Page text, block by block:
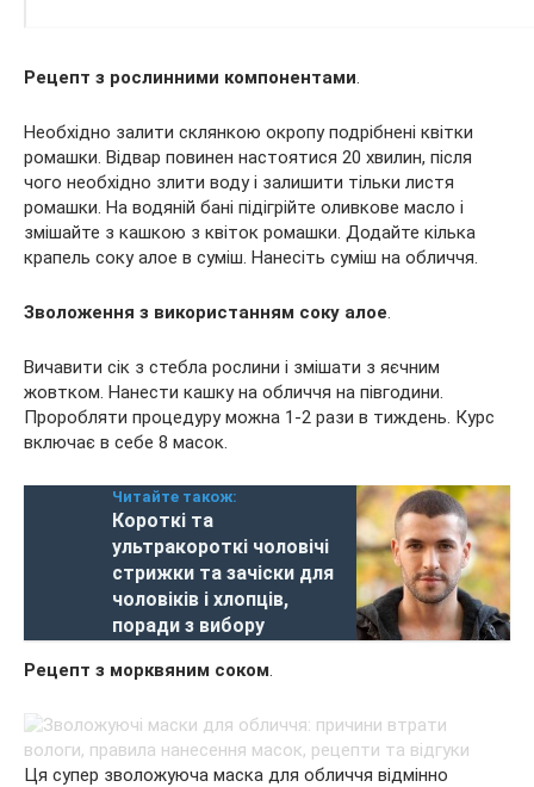
Рецепт з рослинними компонентами.
Необхідно залити склянкою окропу подрібнені квітки
ромашки. Відвар повинен настоятися 20 хвилин, після
чого необхідно злити воду і залишити тільки листя
ромашки. На водяній бані підігрійте оливкове масло і
змішайте з кашкою з квіток ромашки. Додайте кілька
крапель соку алое в суміш. Нанесіть суміш на обличчя.
Зволоження з використанням соку алое.
Вичавити сік з стебла рослини і змішати з яєчним
жовтком. Нанести кашку на обличчя на півгодини.
Проробляти процедуру можна 1-2 рази в тиждень. Курс
включає в себе 8 масок.
Читайте також:
Короткі та
ультракороткі чоловічі
стрижки та зачіски для
чоловіків і хлопців,
поради з вибору
Рецепт з морквяним соком.
Ця супер зволожуюча маска для обличчя відмінно